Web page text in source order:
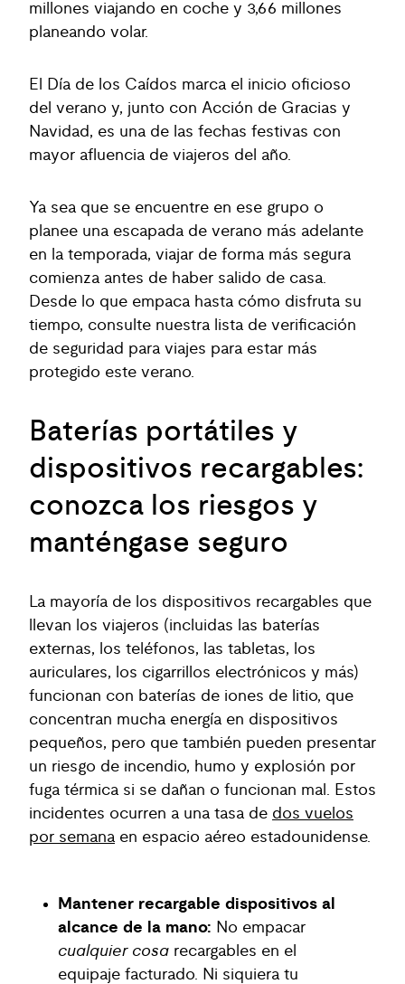
millones viajando en coche y 3,66 millones
planeando volar.
El Día de los Caídos marca el inicio oficioso
del verano y, junto con Acción de Gracias y
Navidad, es una de las fechas festivas con
mayor afluencia de viajeros del año.
Ya sea que se encuentre en ese grupo o
planee una escapada de verano más adelante
en la temporada, viajar de forma más segura
comienza antes de haber salido de casa.
Desde lo que empaca hasta cómo disfruta su
tiempo, consulte nuestra lista de verificación
de seguridad para viajes para estar más
protegido este verano.
Baterías portátiles y
dispositivos recargables:
conozca los riesgos y
manténgase seguro
La mayoría de los dispositivos recargables que
llevan los viajeros (incluidas las baterías
externas, los teléfonos, las tabletas, los
auriculares, los cigarrillos electrónicos y más)
funcionan con baterías de iones de litio, que
concentran mucha energía en dispositivos
pequeños, pero que también pueden presentar
un riesgo de incendio, humo y explosión por
fuga térmica si se dañan o funcionan mal. Estos
incidentes ocurren a una tasa de dos vuelos
por semana en espacio aéreo estadounidense.
Mantener recargable dispositivos al
alcance de la mano: No empacar
cualquier cosa recargables en el
equipaje facturado. Ni siquiera tu